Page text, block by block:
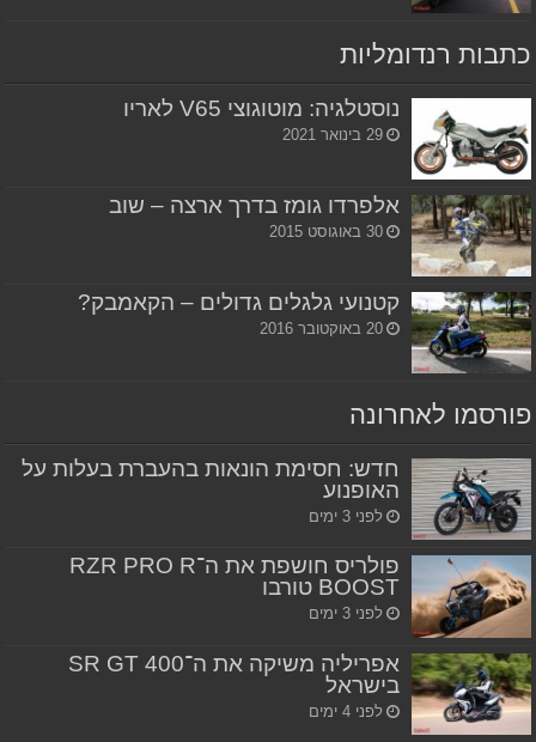
כתבות רנדומליות
נוסטלגיה: מוטוגוצי V65 לאריו
29 בינואר 2021
אלפרדו גומז בדרך ארצה – שוב
30 באוגוסט 2015
קטנועי גלגלים גדולים – הקאמבק?
20 באוקטובר 2016
פורסמו לאחרונה
חדש: חסימת הונאות בהעברת בעלות על
האופנוע
לפני 3 ימים
פולריס חושפת את ה־RZR PRO R
BOOST טורבו
לפני 3 ימים
אפריליה משיקה את ה־SR GT 400
בישראל
לפני 4 ימים